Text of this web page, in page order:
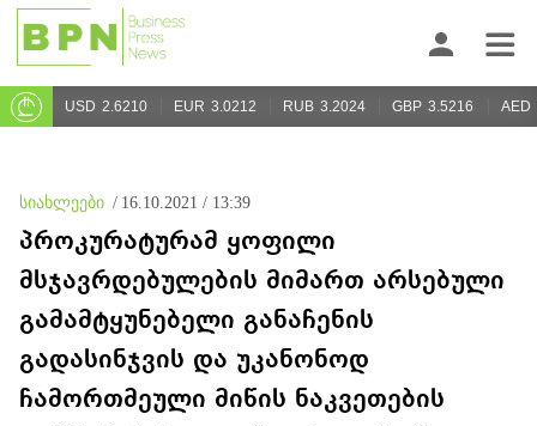
USD 2.6210 EUR 3.0212 RUB 3.2024 GBP 3.5216 AED
სიახლეები / 16.10.2021 / 13:39
პროკურატურამ ყოფილი
მსჯავრდებულების მიმართ არსებული
გამამტყუნებელი განაჩენის
გადასინჯვის და უკანონოდ
ჩამორთმეული მიწის ნაკვეთების